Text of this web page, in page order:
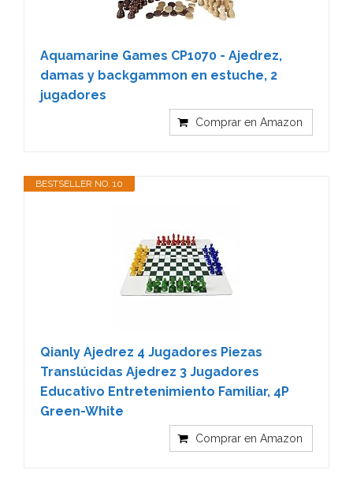
Aquamarine Games CP1070 - Ajedrez,
damas y backgammon en estuche, 2
jugadores
Comprar en Amazon
BESTSELLER NO. 10
Qianly Ajedrez 4 Jugadores Piezas
Translúcidas Ajedrez 3 Jugadores
Educativo Entretenimiento Familiar, 4P
Green-White
Comprar en Amazon